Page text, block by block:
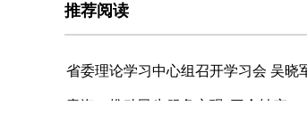
推荐阅读
省委理论学习中心组召开学习会 吴晓
青海：推动民生服务实现“三个转变”